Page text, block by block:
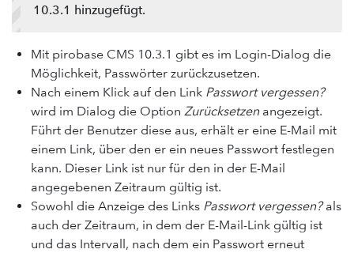
10.3.1 hinzugefügt.
Mit pirobase CMS 10.3.1 gibt es im Login-Dialog die
Möglichkeit, Passwörter zurückzusetzen.
Nach einem Klick auf den Link Passwort vergessen?
wird im Dialog die Option Zurücksetzenangezeigt.
Führt der Benutzer diese aus, erhält er eine E-Mail mit
einem Link, über den er ein neues Passwort festlegen
kann. Dieser Link ist nur für den in der E-Mail
angegebenen Zeitraum gültig ist.
Sowohl die Anzeige des Links Passwort vergessen?als
auch der Zeitraum, in dem der E-Mail-Link gültig ist
und das Intervall, nach dem ein Passwort erneut